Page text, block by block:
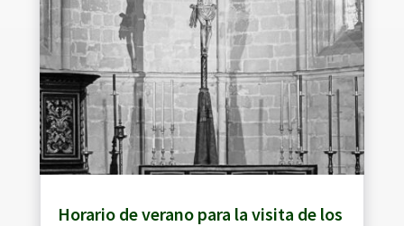
Horario de verano para la visita de los